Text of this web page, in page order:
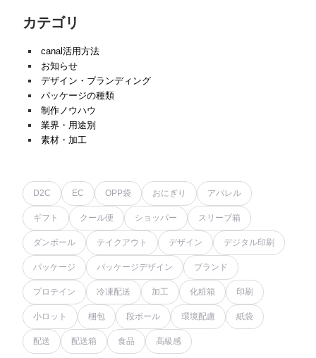
カテゴリ
canal活用方法
お知らせ
デザイン・ブランディング
パッケージの種類
制作ノウハウ
業界・用途別
素材・加工
D2C EC OPP袋 おにぎり アパレル
ギフト クール便 ショッパー スリーブ箱
ダンボール テイクアウト デザイン デジタル印刷
パッケージ パッケージデザイン ブランド
プロテイン 冷凍配送 加工 化粧箱 印刷
小ロット 梱包 段ボール 環境配慮 紙袋
配送 配送箱 食品 高級感